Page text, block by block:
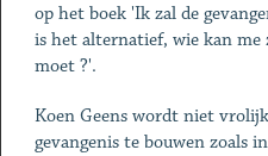
op het boek 'Ik zal de
is het alternatief, wie kan me
moet ?'.
Koen Geens wordt niet
gevangenis te bouwen zoals